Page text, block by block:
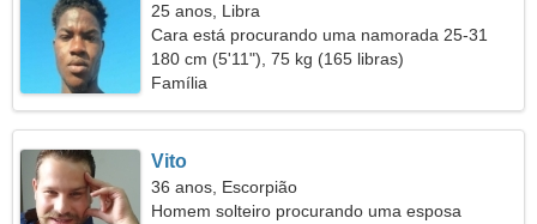
25 anos, Libra
Cara está procurando uma namorada 25-31
180 cm (5'11"), 75 kg (165 libras)
Família
Vito
36 anos, Escorpião
Homem solteiro procurando uma esposa